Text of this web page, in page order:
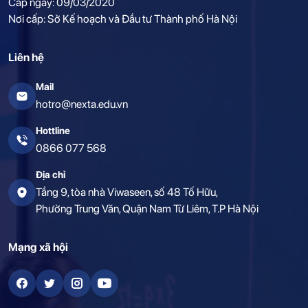
Cấp ngày: 09/03/2020
Nơi cấp: Sở Kế hoạch và Đầu tư Thành phố Hà Nội
Liên hệ
Mail
hotro@nexta.edu.vn
Hottline
0866 077 568
Địa chỉ
Tầng 9, tòa nhà Viwaseen, số 48 Tố Hữu,
Phường Trung Văn, Quận Nam Từ Liêm, T.P Hà Nội
Mạng xã hội